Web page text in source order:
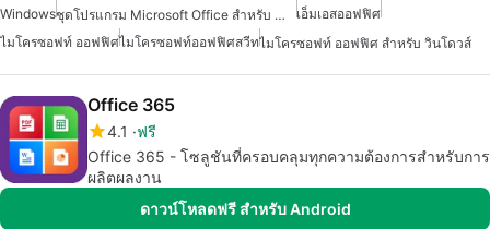
Windows ชุดโปรแกรม Microsoft Office สำหรับ Windows
เอ็มเอสออฟฟิศ
ไมโครซอฟท์ ออฟฟิศไมโครซอฟท์ออฟฟิศสวีทไมโครซอฟท์ ออฟฟิศ สำหรับ วินโดวส์
Office 365
4.1
ฟรี
Office 365 - โซลูชันที่ครอบคลุมทุกความต้องการสำหรับการ
ผลิตผลงาน
ดาวน์โหลดฟรี สำหรับ Android